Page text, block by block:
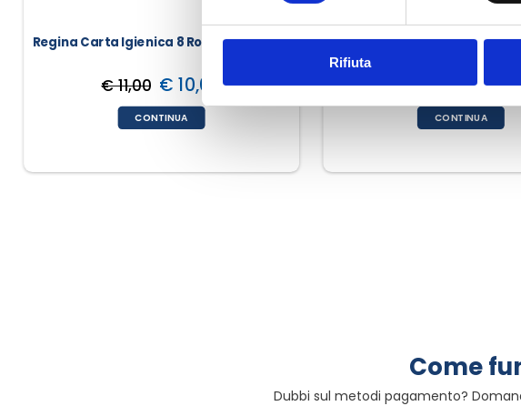
Rifiuta
Regina Carta Igienica 8 Rotoloni
€ 11,00 € 10,00
CONTINUA
Special Dog Premium Tonno
€ 27,50 €
CONTINUA
Come
Dubbi sul metodi pagamento?